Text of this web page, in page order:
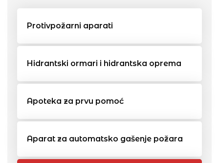
Protivpožarni aparati
Hidrantski ormari i hidrantska oprema
Apoteka za prvu pomoć
Aparat za automatsko gašenje požara